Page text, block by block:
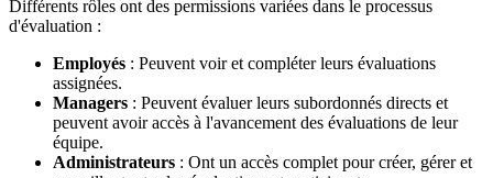
Différents rôles ont des permissions variées dans le processus
d'évaluation :
Employés : Peuvent voir et compléter leurs évaluations
assignées.
Managers : Peuvent évaluer leurs subordonnés directs et
peuvent avoir accès à l'avancement des évaluations de leur
équipe.
Administrateurs : Ont un accès complet pour créer, gérer et